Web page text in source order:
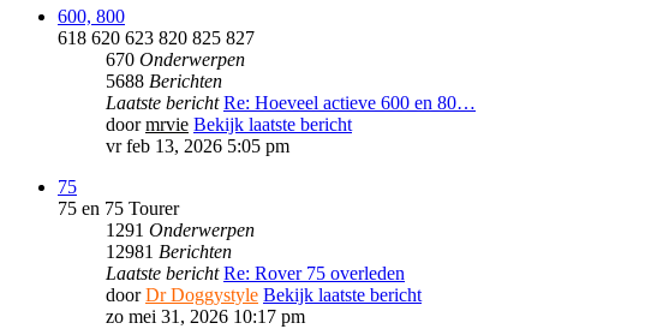
600, 800
618 620 623 820 825 827
670 Onderwerpen
5688 Berichten
Laatste bericht Re: Hoeveel actieve 600 en 80…
doormrvie Bekijk laatste bericht
vr feb 13, 2026 5:05 pm
75
75 en 75 Tourer
1291 Onderwerpen
12981 Berichten
Laatste bericht Re: Rover 75 overleden
doorDr Doggystyle Bekijk laatste bericht
zo mei 31, 2026 10:17 pm